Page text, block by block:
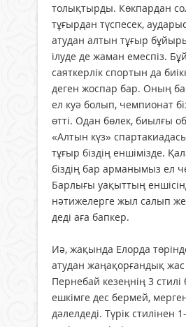
толықтырды. Көкпардан
тұғырдан түспесек,
атудан алтын тұғыр
ілуде де жаман емеспіз.
саяткерлік спортын да
деген жоспар бар. Оның
ел куә болып, чемпионат
өтті. Одан бөлек, биылғы
«Алтын күз»
тұғыр біздің еншімізде.
біздің бар арманымыз ел
Барлығы уақыттың
нәтижелерге жыл салып
деді аға бапкер.
Иә, жақында Елорда
атудан жаңақорғандық жас
Пернебай кезеңнің 3
ешкімге дес бермей,
дәлелдеді. Түрік стилінен